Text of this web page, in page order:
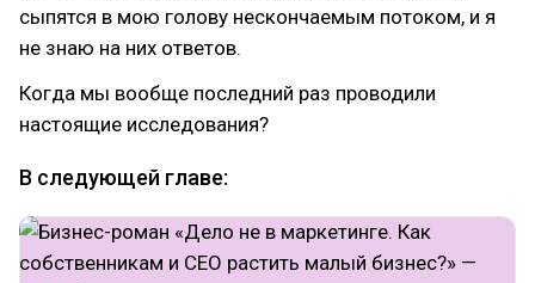
сыпятся в мою голову нескончаемым потоком, и я
не знаю на них ответов.
Когда мы вообще последний раз проводили
настоящие исследования?
В следующей главе: